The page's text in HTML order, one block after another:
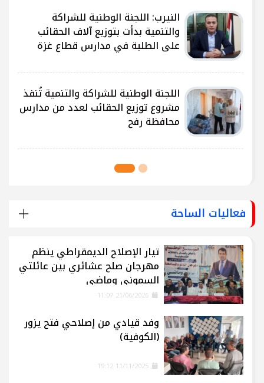
النيرب: اللجنة الوطنية للشراكة
والتنمية بدأت بتوزيع آلاف الحقائب
على الطلبة في مدارس قطاع غزة
اللجنة الوطنية للشراكة والتنمية تُنفذ
مشروع توزيع الحقائب لعدد من مدارس
محافظة رفح
فعاليات الساحة
تيار الإصلاح الديمقراطي ينظم
مهرجان صلح عشائري بين عائلتي
السموني وماضي
وفد قيادي من إصلاحي فتح يزور
(الكوفية)